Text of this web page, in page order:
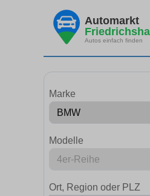
Automarkt
Autos einfach finden
Marke
Modelle
Ort, Region oder PLZ